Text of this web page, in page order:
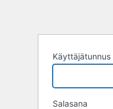
Salasana